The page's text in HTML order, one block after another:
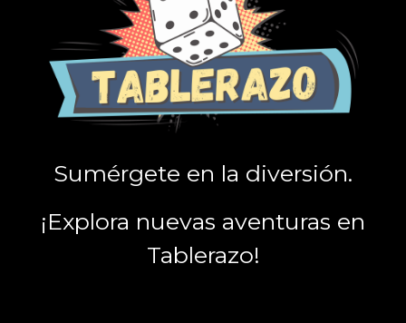
Sumérgete en la diversión.
¡Explora nuevas aventuras en
Tablerazo!